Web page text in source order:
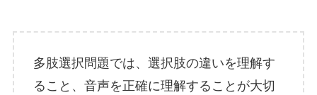
多肢選択問題では、選択肢の違いを理解す
ること、音声を正確に理解することが大切